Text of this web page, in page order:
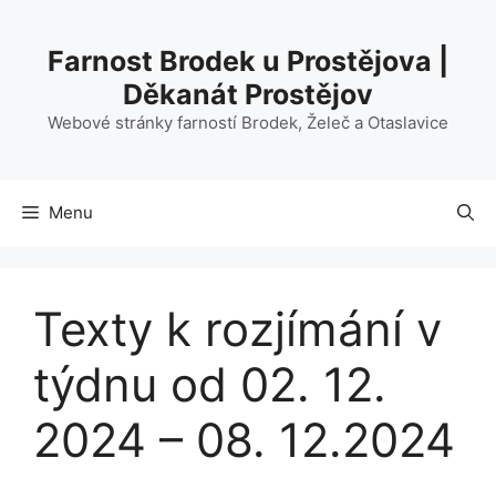
obsahFarnost Brodek u Prostějova |
Děkanát Prostějov
Webové stránky farností Brodek, Želeč a Otaslavice
Menu
Texty k rozjímání v
týdnu od 02. 12.
2024 – 08. 12.2024